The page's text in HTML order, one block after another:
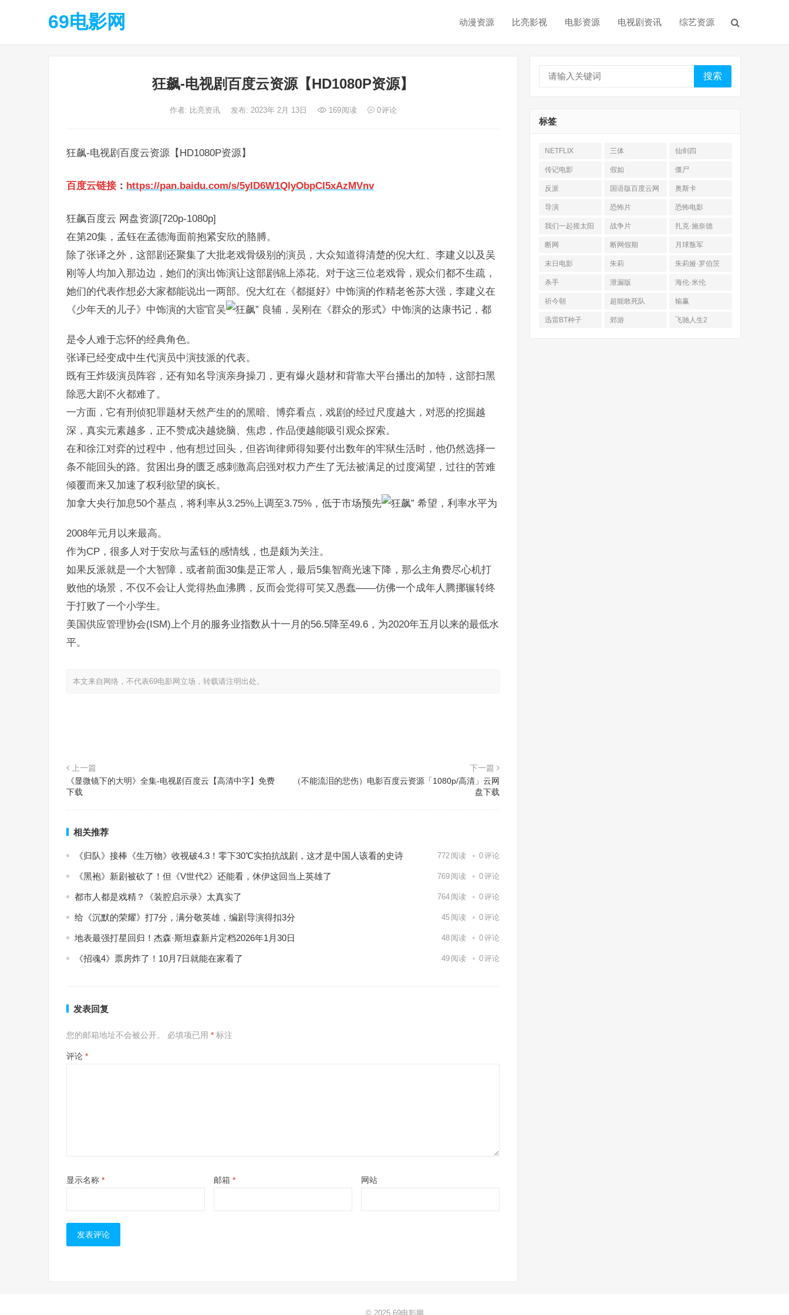
69电影网 动漫资源 比亮影视 电影资源 电视剧资讯 综艺资源
狂飙-电视剧百度云资源【HD1080P资源】
作者: 比亮资讯 发布: 2023年 2月 13日 169阅读 0评论
狂飙-电视剧百度云资源【HD1080P资源】
百度云链接 ： https://pan.baidu.com/s/5yID6W1QlyObpCI5xAzMVnv
狂飙百度云 网盘资源[720p-1080p]
在第20集，孟钰在孟德海面前抱紧安欣的胳膊。
除了张译之外，这部剧还聚集了大批老戏骨级别的演员，大众知道得清楚的倪大红、李建义以及吴
刚等人均加入那边边，她们的演出饰演让这部剧锦上添花。对于这三位老戏骨，观众们都不生疏，
她们的代表作想必大家都能说出一两部。倪大红在《都挺好》中饰演的作精老爸苏大强，李建义在
《少年天的儿子》中饰演的大宦官吴
良辅，吴刚在《群众的形式》中饰演的达康书记，都
是令人难于忘怀的经典角色。
张译已经变成中生代演员中演技派的代表。
既有王炸级演员阵容，还有知名导演亲身操刀，更有爆火题材和背靠大平台播出的加特，这部扫黑
除恶大剧不火都难了。
一方面，它有刑侦犯罪题材天然产生的的黑暗、博弈看点，戏剧的经过尺度越大，对恶的挖掘越
深，真实元素越多，正不赞成决越烧脑、焦虑，作品便越能吸引观众探索。
在和徐江对弈的过程中，他有想过回头，但咨询律师得知要付出数年的牢狱生活时，他仍然选择一
条不能回头的路。贫困出身的匮乏感刺激高启强对权力产生了无法被满足的过度渴望，过往的苦难
倾覆而来又加速了权利欲望的疯长。
加拿大央行加息50个基点，将利率从3.25%上调至3.75%，低于市场预先
希望，利率水平为
2008年元月以来最高。
作为CP，很多人对于安欣与孟钰的感情线，也是颇为关注。
如果反派就是一个大智障，或者前面30集是正常人，最后5集智商光速下降，那么主角费尽心机打
败他的场景，不仅不会让人觉得热血沸腾，反而会觉得可笑又愚蠢——仿佛一个成年人腾挪辗转终
于打败了一个小学生。
美国供应管理协会(ISM)上个月的服务业指数从十一月的56.5降至49.6，为2020年五月以来的最低水
平。
本文来自网络，不代表69电影网立场，转载请注明出处。
上一篇
《显微镜下的大明》全集-电视剧百度云【高清中字】免费
下载
下一篇
（不能流泪的悲伤）电影百度云资源「1080p/高清」云网
盘下载
相关推荐
《归队》接棒《生万物》收视破4.3！零下30℃实拍抗战剧，这才是中国人该看的史诗 772 阅读 0评论
《黑袍》新剧被砍了！但《V世代2》还能看，休伊这回当上英雄了 769 阅读 0评论
都市人都是戏精？《装腔启示录》太真实了 764 阅读 0评论
给《沉默的荣耀》打7分，满分敬英雄，编剧导演得扣3分 45 阅读 0评论
地表最强打星回归！杰森·斯坦森新片定档2026年1月30日 48 阅读 0评论
《招魂4》票房炸了！10月7日就能在家看了 49 阅读 0评论
发表回复
您的邮箱地址不会被公开。 必填项已用 * 标注
评论 *
显示名称 * 邮箱 * 网站
搜索
标签
NETFLIX 三体 仙剑四
传记电影 假如 僵尸
反派
国语版百度云网
盘
奥斯卡
导演 恐怖片 恐怖电影
我们一起摇太阳 战争片 扎克·施奈德
断网 断网假期 月球叛军
末日电影 朱莉 朱莉娅·罗伯茨
杀手 泄漏版 海伦·米伦
祈今朝 超能敢死队 输赢
迅雷BT种子 郊游 飞驰人生2
© 2025 69电影网